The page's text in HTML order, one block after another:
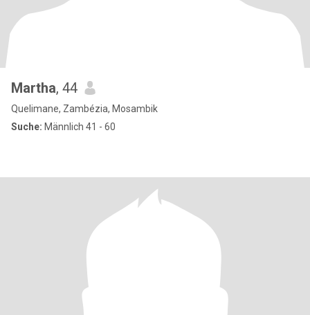
Martha, 44
Quelimane, Zambézia, Mosambik
Suche: Männlich 41 - 60